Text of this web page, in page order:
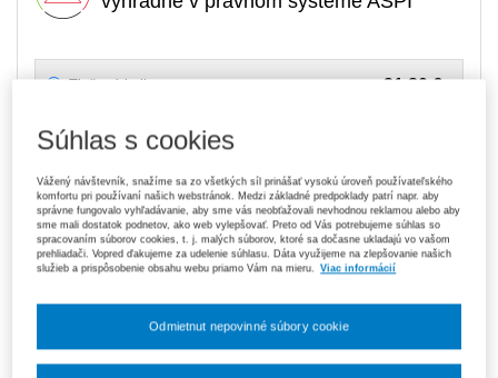
21,80 €
Tlačená kniha
dôvodov nemôžeme vystavovať daňové doklady. Budú vám
zaslané dodatočne e‑mailom.
ks Vložiť do košíka
Obsah
Súhlas s cookies
Vážený návštevník, snažíme sa zo všetkých síl prinášať vysokú úroveň používateľského
komfortu pri používaní našich webstránok. Medzi základné predpoklady patrí napr. aby
správne fungovalo vyhľadávanie, aby sme vás neobťažovali nevhodnou reklamou alebo aby
sme mali dostatok podnetov, ako web vylepšovať. Preto od Vás potrebujeme súhlas so
spracovaním súborov cookies, t. j. malých súborov, ktoré sa dočasne ukladajú vo vašom
prehliadači. Vopred ďakujeme za udelenie súhlasu. Dáta využijeme na zlepšovanie našich
služieb a prispôsobenie obsahu webu priamo Vám na mieru.
Viac informácií
Odmietnut nepovinné súbory cookie